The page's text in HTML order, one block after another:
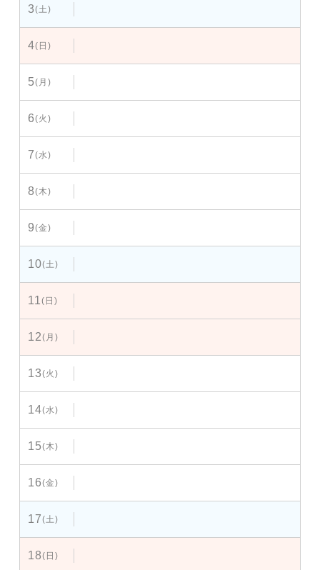
3(土)
4(日)
5(月)
6(火)
7(水)
8(木)
9(金)
10(土)
11(日)
12(月)
13(火)
14(水)
15(木)
16(金)
17(土)
18(日)